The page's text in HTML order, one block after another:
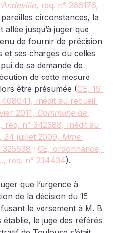
, req. n° 266176,
pareilles circonstances, la
allée jusqu’à juger que
de fournir de précision
et ses charges ou celles
de sa demande de
de cette mesure
être présumée (CE, 19
408041, Inédit au recueil
2011, Commune de
, req. n° 342388, Inédit au
24 juillet 2009, Mme
325638 ; CE, ordonnance,
req. n° 234434).
que l’urgence à
de la décision du 15
le versement à M. B
établie, le juge des référés